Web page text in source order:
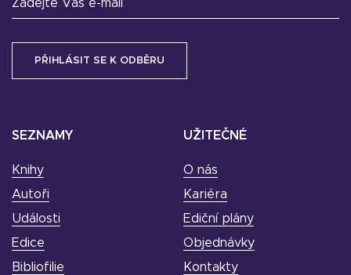
SEZNAMY
Knihy
Autoři
Události
Edice
Bibliofilie
UŽITEČNÉ
O nás
Kariéra
Ediční plány
Objednávky
Kontakty
Zadejte Váš e-mail